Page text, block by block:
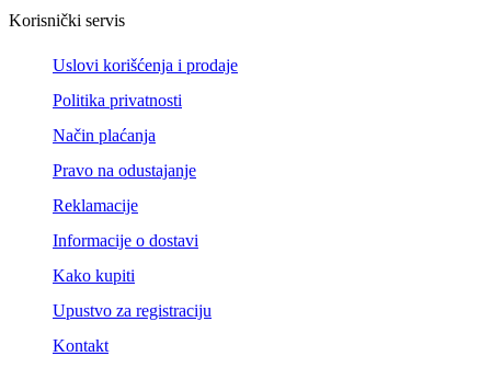
Korisnički servis
Uslovi korišćenja i prodaje
Politika privatnosti
Način plaćanja
Pravo na odustajanje
Reklamacije
Informacije o dostavi
Kako kupiti
Upustvo za registraciju
Kontakt